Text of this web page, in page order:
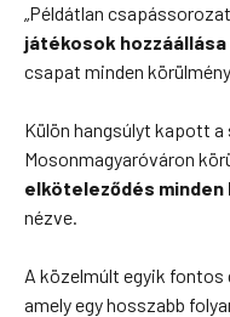
„Példátlan
játékosok
csapat minden
Külön hangsúlyt kapott a
Mosonmagyaróváron
elköteleződés
nézve.
A közelmúlt egyik fontos
amely egy hosszabb